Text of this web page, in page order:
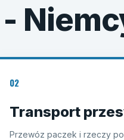
02
Transport
Przewóz paczek i rzeczy po